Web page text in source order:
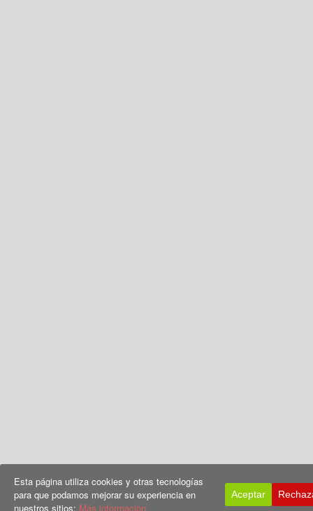
Esta página utiliza cookies y otras tecnologías
para que podamos mejorar su experiencia en
nuestros sitios: Más información.
Aceptar